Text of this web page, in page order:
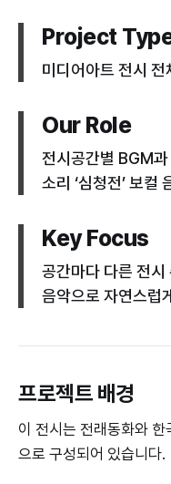
Project
미디어아트 전시
Our Role
전시공간별 BGM과
소리 ‘심청전’ 보컬
Key Focus
공간마다 다른 전시
음악으로 자연스럽
프로젝트 배경
이 전시는 전래동화와
으로 구성되어 있습니다.